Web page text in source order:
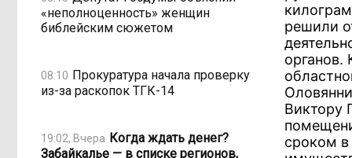
«неполноценность» женщин
библейским сюжетом
08:10 Прокуратура начала проверку
из-за раскопок ТГК-14
19:02, Вчера Когда ждать денег?
Забайкалье — в списке регионов,
решили
Виктору
сроком